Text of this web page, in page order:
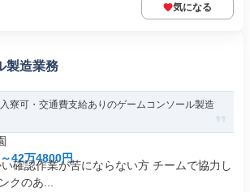
気になる
製造業務
寮可・交通費支給ありのゲームコンソール製造
42万4800円
確認作業が苦にならない方 チームで協力し
クのあ...